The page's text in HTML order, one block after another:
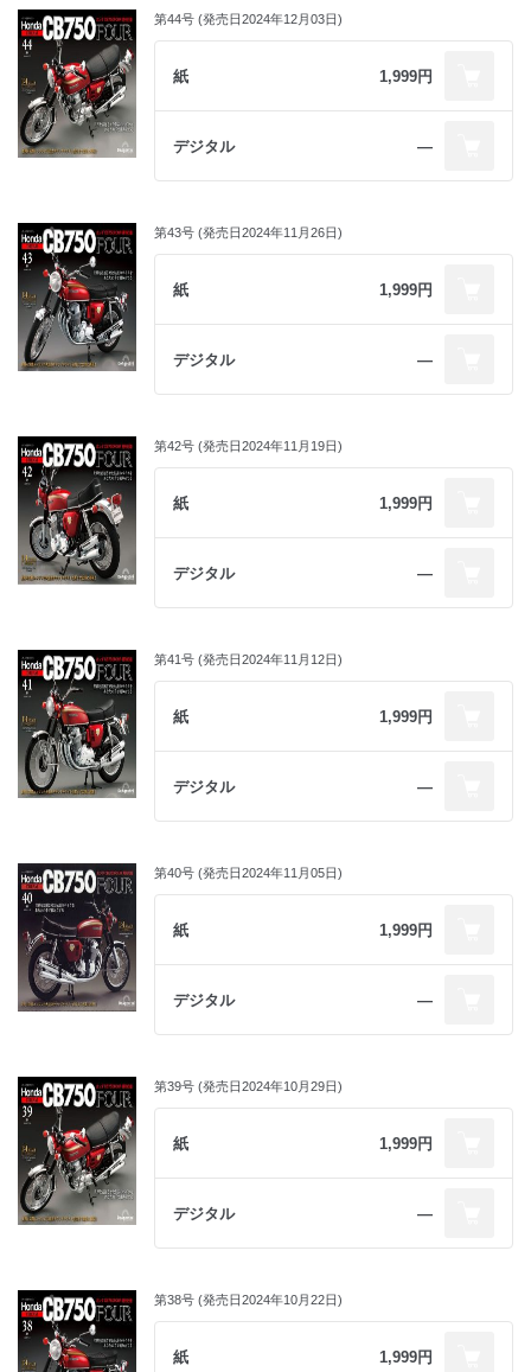
第44号 (発売日2024年12月03日)
紙 1,999円
デジタル ―
第43号 (発売日2024年11月26日)
紙 1,999円
デジタル ―
第42号 (発売日2024年11月19日)
紙 1,999円
デジタル ―
第41号 (発売日2024年11月12日)
紙 1,999円
デジタル ―
第40号 (発売日2024年11月05日)
紙 1,999円
デジタル ―
第39号 (発売日2024年10月29日)
紙 1,999円
デジタル ―
第38号 (発売日2024年10月22日)
紙 1,999円